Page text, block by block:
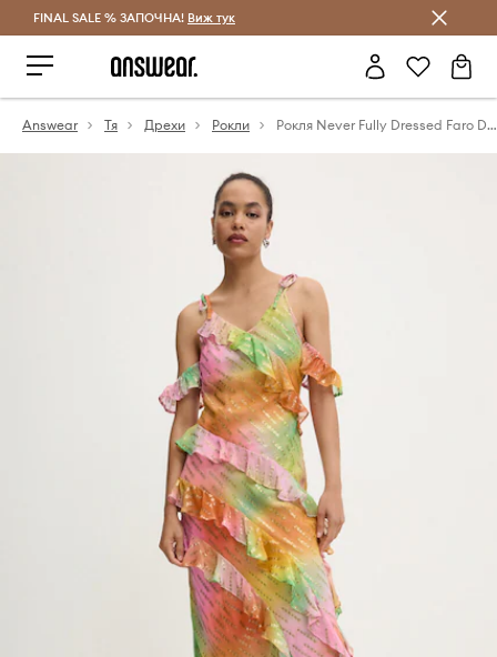
Спестявай с Answear Club
FINAL SALE % ЗАПОЧНА! Виж тук
Answear Тя Дрехи Рокли Рокля Never Fully Dressed Faro Dress